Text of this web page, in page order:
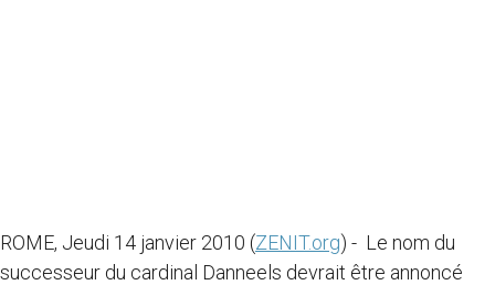
ROME, Jeudi 14 janvier 2010 (ZENIT.org) - Le nom du
successeur du cardinal Danneels devrait être annoncé